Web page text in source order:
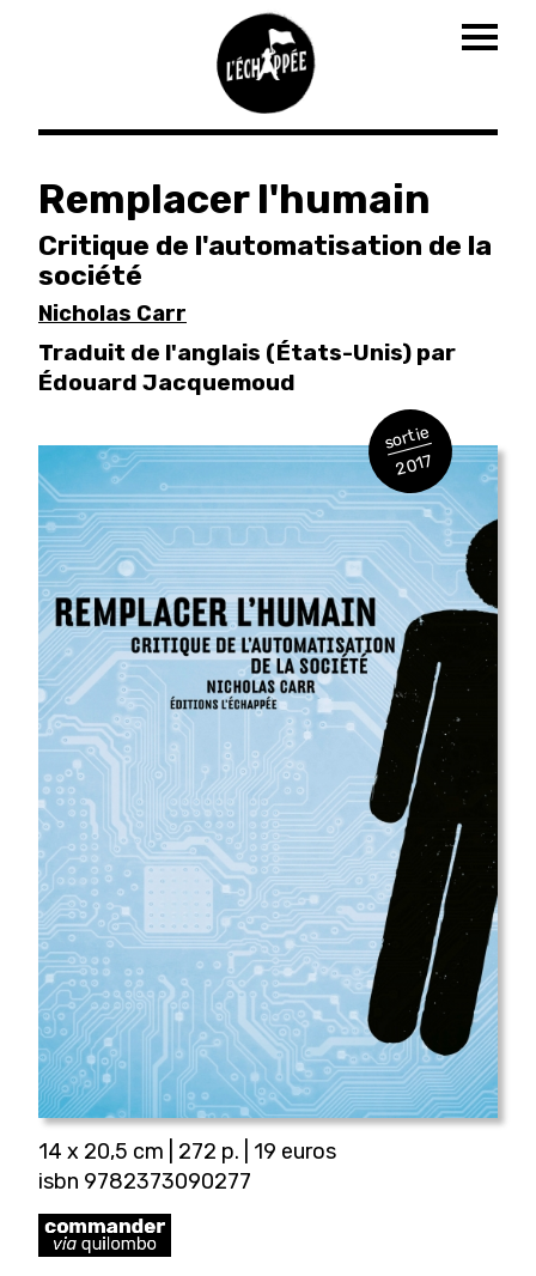
Aller
contenu
principal
Remplacer l'humain
Critique de l'automatisation de la
société
Nicholas Carr
Traduit de l'anglais (États-Unis) par
Édouard Jacquemoud
sortie
2017
14 x 20,5 cm | 272 p. | 19 euros
isbn 9782373090277